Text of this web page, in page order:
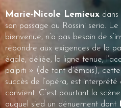
Marie-Nicole Lemieux
son passage au Rossini serio.
bienvenue, n’a pas besoin de
répondre aux exigences de la
égale, déliée, la ligne tenue,
palpiti » (de tant d’émois),
succès de l’opéra, est
convient. C’est pourtant la
auquel sied un dénuement dont